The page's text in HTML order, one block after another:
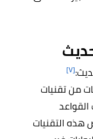
[٧]
من تقنيات
هذه التقنيات